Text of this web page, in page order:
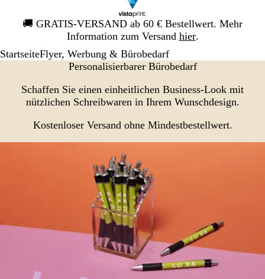
🚚 GRATIS-VERSAND ab 60 € Bestellwert. Mehr
Information zum Versand hier.
Galeriebild
1
StartseiteFlyer, Werbung & Bürobedarf
Personalisierbarer Bürobedarf
Schaffen Sie einen einheitlichen Business-Look mit
nützlichen Schreibwaren in Ihrem Wunschdesign.
Kostenloser Versand ohne Mindestbestellwert.